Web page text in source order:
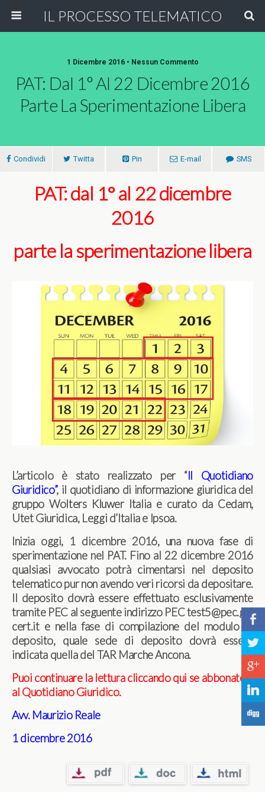
IL PROCESSO TELEMATICO
1 Dicembre 2016 • Nessun Commento
PAT: Dal 1° Al 22 Dicembre 2016
Parte La Sperimentazione Libera
Condividi Twitta Pin E-mail SMS
PAT: dal 1° al 22 dicembre
2016
parte la sperimentazione libera
L’articolo è stato realizzato per “Il Quotidiano
Giuridico”, il quotidiano di informazione giuridica del
gruppo Wolters Kluwer Italia e curato da Cedam,
Utet Giuridica, Leggi d’Italia e Ipsoa.
Inizia oggi, 1 dicembre 2016, una nuova fase di
sperimentazione nel PAT. Fino al 22 dicembre 2016
qualsiasi avvocato potrà cimentarsi nel deposito
telematico pur non avendo veri ricorsi da depositare.
Il deposito dovrà essere effettuato esclusivamente
tramite PEC al seguente indirizzo PEC test5@pec.ga-
cert.it e nella fase di compilazione del modulo di
deposito, quale sede di deposito dovrà essere
indicata quella del TAR Marche Ancona.
Puoi continuare la lettura cliccando qui se abbonato
al Quotidiano Giuridico.
Avv. Maurizio Reale
1dicembre 2016
b
a
c
j
F